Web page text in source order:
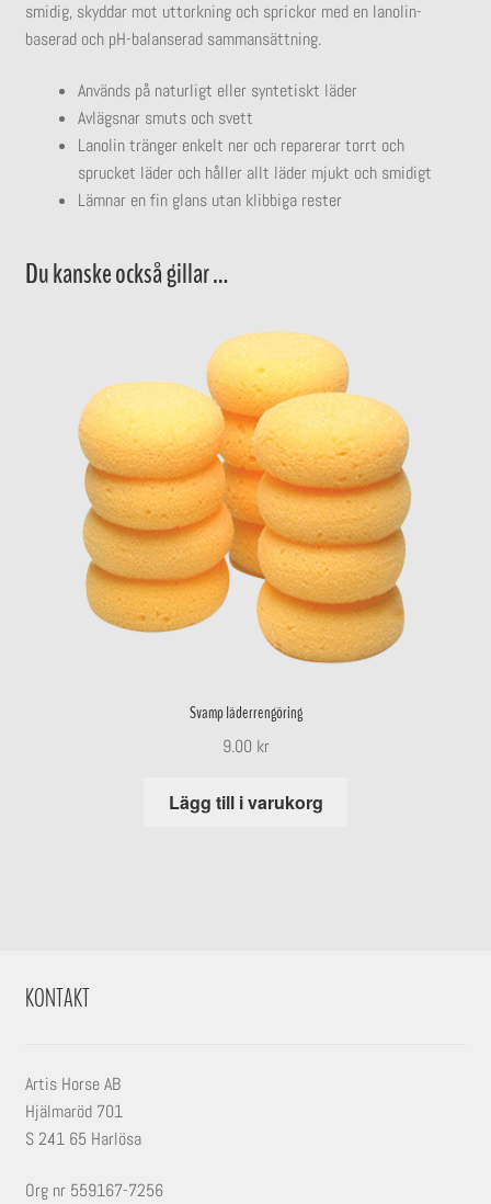
smidig, skyddar mot uttorkning och sprickor med en lanolin-
baserad och pH-balanserad sammansättning.
Används på naturligt eller syntetiskt läder
Avlägsnar smuts och svett
Lanolin tränger enkelt ner och reparerar torrt och
sprucket läder och håller allt läder mjukt och smidigt
Lämnar en fin glans utan klibbiga rester
Du kanske också gillar …
Svamp läderrengöring
9.00 kr
Lägg till i varukorg
KONTAKT
Artis Horse AB
Hjälmaröd 701
S 241 65 Harlösa
Org nr 559167-7256